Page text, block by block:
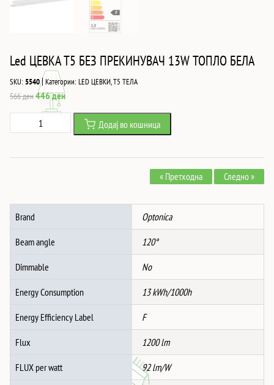
Led ЦЕВКА T5 БЕЗ ПРЕКИНУВАЧ 13W ТОПЛО БЕЛА
SKU:5540|Категории:LED ЦЕВКИ,T5 ТЕЛА
566денOriginal
price
was:
446денCurrent
price
446 ден.
ЦЕВКА
ТОПЛО
БЕЛА
количина
Додај во кошница
« Претходна Следно »
Brand Optonica
Beam angle 120°
Dimmable No
Energy Consumption 13 kWh/1000h
Energy Efficiency Label F
Flux 1200 lm
FLUX per watt 92 lm/W